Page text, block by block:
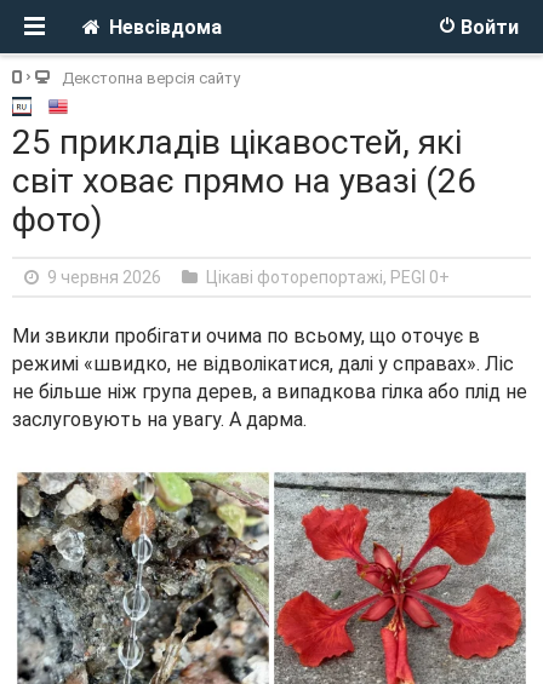
Войти
Невсівдома
Декстопна версія сайту
25 прикладів цікавостей, які
світ ховає прямо на увазі (26
фото)
9 червня 2026 Цікаві фоторепортажі, PEGI 0+
Ми звикли пробігати очима по всьому, що оточує в
режимі «швидко, не відволікатися, далі у справах». Ліс
не більше ніж група дерев, а випадкова гілка або плід не
заслуговують на увагу. А дарма.